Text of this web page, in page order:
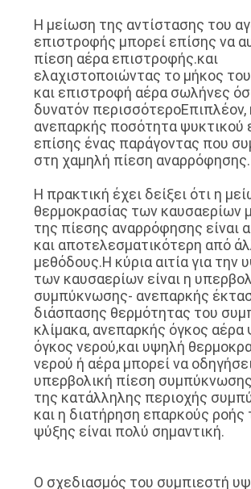
Η μείωση της αντίστασης του
επιστροφής μπορεί επίσης να
πίεση αέρα επιστροφής.και
ελαχιστοποιώντας το μήκος
και επιστροφή αέρα σωλήνες
δυνατόν περισσότεροΕπιπλέον,
ανεπαρκής ποσότητα ψυκτικού
επίσης ένας παράγοντας που
στη χαμηλή πίεση αναρρόφησης.
Η πρακτική έχει δείξει ότι η
θερμοκρασίας των καυσαερίων
της πίεσης αναρρόφησης είναι
και αποτελεσματικότερη από
μεθόδους.Η κύρια αιτία για την
των καυσαερίων είναι η
συμπύκνωσης- ανεπαρκής
διάσπασης θερμότητας του
κλίμακα, ανεπαρκής όγκος αέρα
όγκος νερού,και υψηλή
νερού ή αέρα μπορεί να
υπερβολική πίεση
της κατάλληλης περιοχής
και η διατήρηση επαρκούς ροής
ψύξης είναι πολύ σημαντική.
Ο σχεδιασμός του συμπιεστή